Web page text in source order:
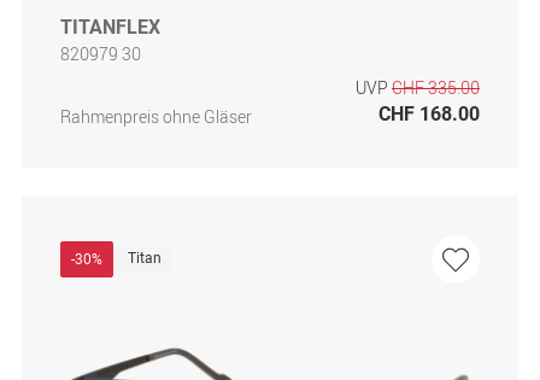
TITANFLEX
820979 30
Rahmenpreis ohne Gläser
UVP CHF 335.00
CHF 168.00
-30% Titan